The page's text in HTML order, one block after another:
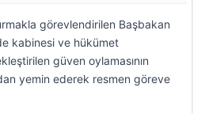
görevlendirilen Başbakan
kabinesi ve hükümet
güven oylamasının
yemin ederek resmen göreve